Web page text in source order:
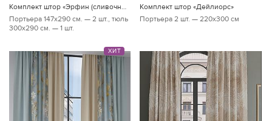
Комплект штор «Эрфин (сливочный)»
Портьера 147х290 см. — 2 шт., тюль
300х290 см. — 1 шт.
Комплект штор «Дейлиорс»
Портьера 2 шт. — 220х300 см
ХИТ